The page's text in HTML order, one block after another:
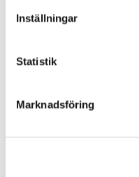
Inställningar
Statistik
Marknadsföring
Webbsida
mat
per person och 26
slasken. Ett hushåll ...